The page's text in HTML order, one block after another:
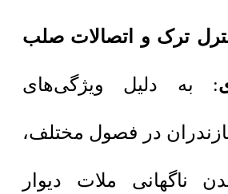
ترک و اتصالات صلب
: به دلیل ویژگی‌های
در فصول مختلف،
ناگهانی ملات دیوار